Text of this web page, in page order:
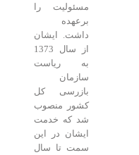
مسئولیت را
داشت. ایشان
از سال 1373
به ریاست
بازرسی کل
کشور منصوب
شد که خدمت
ایشان در این
سمت تا سال